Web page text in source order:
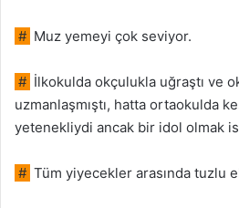
# Muz yemeyi çok seviyor.
# İlkokulda okçulukla uğraştı ve
uzmanlaşmıştı, hatta ortaokulda
yetenekliydi ancak bir idol olmak
# Tüm yiyecekler arasında tuzlu